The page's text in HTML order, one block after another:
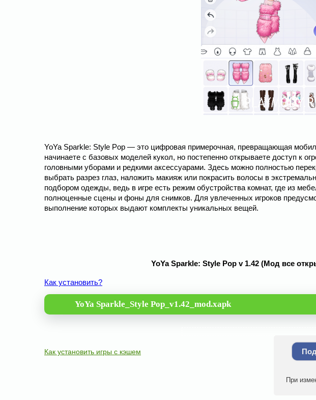
YoYa Sparkle: Style Pop — это цифровая примерочная, превращающая
начинаете с базовых моделей кукол, но постепенно открываете доступ к
головными уборами и редкими аксессуарами. Здесь можно полностью
выбрать разрез глаз, наложить макияж или покрасить волосы в
подбором одежды, ведь в игре есть режим обустройства комнат, где из
полноценные сцены и фоны для снимков. Для увлеченных игроков
выполнение которых выдают комплекты уникальных вещей.
YoYa Sparkle: Style Pop v 1.42 (Мод все
Как установить?
YoYa Sparkle_Style Pop_v1.42_mod.xapk
Как установить игры с кэшем
При